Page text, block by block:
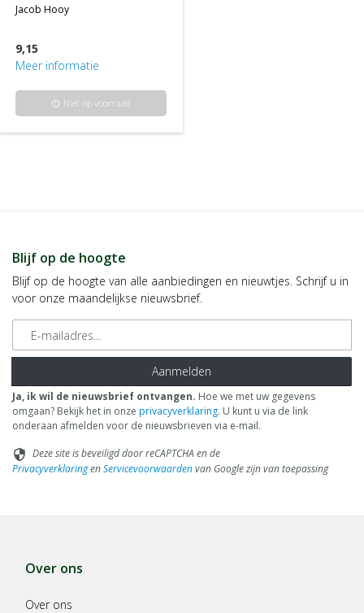
jacob hooy
9,15
Meer informatie
info Niet op voorraad
Blijf op de hoogte
Blijf op de hoogte van alle aanbiedingen en nieuwtjes. Schrijf u in
voor onze maandelijkse nieuwsbrief.
E-mailadres
Aanmelden
Ja, ik wil de nieuwsbrief ontvangen. Hoe we met uw gegevens
omgaan? Bekijk het in onze privacyverklaring. U kunt u via de link
onderaan afmelden voor de nieuwsbrieven via e-mail.
security Deze site is beveiligd door reCAPTCHA en de
PrivacyverklaringenServicevoorwaardenvan Google zijn van toepassing
Over ons
Over ons